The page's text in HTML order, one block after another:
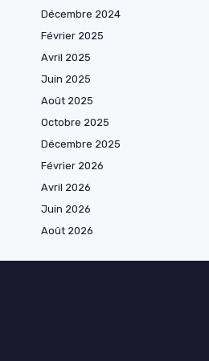
Décembre 2024
Février 2025
Avril 2025
Juin 2025
Août 2025
Octobre 2025
Décembre 2025
Février 2026
Avril 2026
Juin 2026
Août 2026